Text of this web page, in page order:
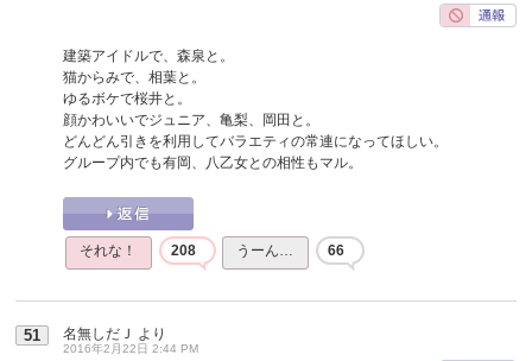
建築アイドルで、森泉と。
猫からみで、相葉と。
ゆるボケで桜井と。
顔かわいいでジュニア、亀梨、岡田と。
どんどん引きを利用してバラエティの常連になってほしい。
グループ内でも有岡、八乙女との相性もマル。
それな！ 208 うーん… 66
51 名無しだＪ より
2016年2月22日 2:44 PM